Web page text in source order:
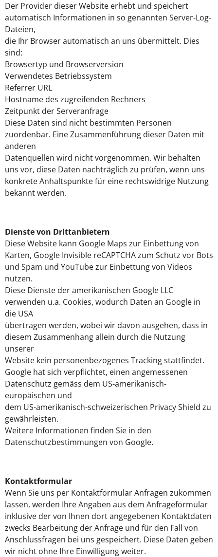
Der Provider dieser Website erhebt und speichert
automatisch Informationen in so genannten Server-Log-
Dateien,
die Ihr Browser automatisch an uns übermittelt. Dies
sind:
Browsertyp und Browserversion
Verwendetes Betriebssystem
Referrer URL
Hostname des zugreifenden Rechners
Zeitpunkt der Serveranfrage
Diese Daten sind nicht bestimmten Personen
zuordenbar. Eine Zusammenführung dieser Daten mit
anderen
Datenquellen wird nicht vorgenommen. Wir behalten
uns vor, diese Daten nachträglich zu prüfen, wenn uns
konkrete Anhaltspunkte für eine rechtswidrige Nutzung
bekannt werden.
Dienste von Drittanbietern
Diese Website kann Google Maps zur Einbettung von
Karten, Google Invisible reCAPTCHA zum Schutz vor Bots
und Spam und YouTube zur Einbettung von Videos
nutzen.
Diese Dienste der amerikanischen Google LLC
verwenden u.a. Cookies, wodurch Daten an Google in
die USA
übertragen werden, wobei wir davon ausgehen, dass in
diesem Zusammenhang allein durch die Nutzung
unserer
Website kein personenbezogenes Tracking stattfindet.
Google hat sich verpflichtet, einen angemessenen
Datenschutz gemäss dem US-amerikanisch-
europäischen und
dem US-amerikanisch-schweizerischen Privacy Shield zu
gewährleisten.
Weitere Informationen finden Sie in den
Datenschutzbestimmungen von Google.
Kontaktformular
Wenn Sie uns per Kontaktformular Anfragen zukommen
lassen, werden Ihre Angaben aus dem Anfrageformular
inklusive der von Ihnen dort angegebenen Kontaktdaten
zwecks Bearbeitung der Anfrage und für den Fall von
Anschlussfragen bei uns gespeichert. Diese Daten geben
wir nicht ohne Ihre Einwilligung weiter.